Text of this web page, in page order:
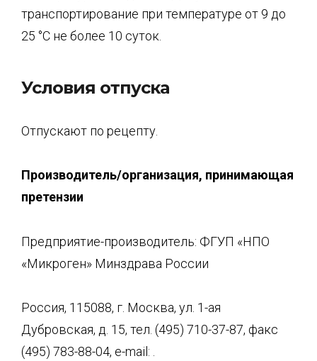
транспортирование при температуре от 9 до
25 °C не более 10 суток.
Условия отпуска
Отпускают по рецепту.
Производитель/организация, принимающая
претензии
Предприятие-производитель: ФГУП «НПО
«Микроген» Минздрава России
Россия, 115088, г. Москва, ул. 1-ая
Дубровская, д. 15, тел. (495) 710-37-87, факс
(495) 783-88-04, e-mail: .